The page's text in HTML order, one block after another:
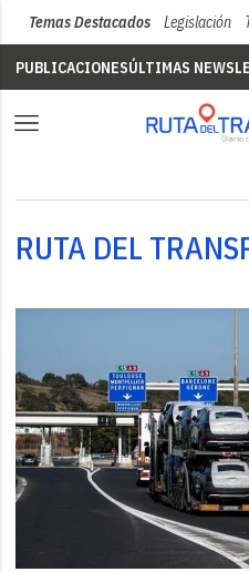
Temas Destacados Legislación
PUBLICACIONESÚLTIMAS
RUTA DEL